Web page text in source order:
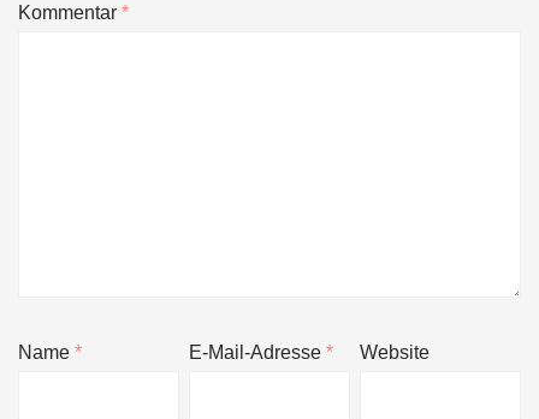
Kommentar*
Name* E-Mail-Adresse* Website